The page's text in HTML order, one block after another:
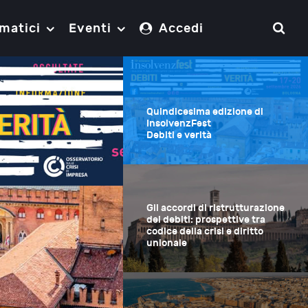
Eventi Accedi
Gli accordi di
Quindicesima edizione di
InsolvenzFest
Debiti e verità
Gli accordi di ristrutturazione
dei debiti: prospettive tra
codice della crisi e diritto
unionale